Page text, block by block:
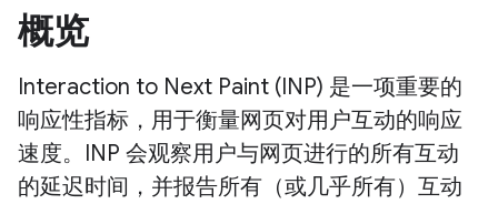
概览
Interaction to Next Paint (INP) 是一项重要的
响应性指标，用于衡量网页对用户互动的响应
速度。INP 会观察用户与网页进行的所有互动
的延迟时间，并报告所有（或几乎所有）互动